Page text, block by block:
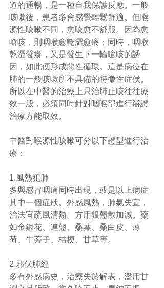
道的通暢，是一種自我保護反應。一般
咳嗽後，患者多會感覺輕鬆舒適。但喉
源性咳嗽不同，愈咳愈不舒服。因為愈
嗆咳，則咽喉愈乾澀愈癢；同時，咽喉
乾澀發癢，又是發生下一輪嗆咳的誘
因，如此便形成惡性循環。這是病位在
肺的一般咳嗽所不具備的特徵性症侯。
所以在中醫的治療上只治肺止咳往往療
效一般，必須同時針對咽喉部進行辯證
治療方能取效。
中醫對喉源性咳嗽可分以下證型進行治
療：
1.風熱犯肺
多與感冒咽痛同時出現，或是以上病症
其中一個症狀。外感風熱，肺氣失宣，
治法宜疏風清熱。方用銀翹散加減。藥
如金銀花、連翹、桑葉、桑白皮、薄
荷、牛蒡子、桔梗、甘草等。
2.邪伏肺經
多有外感病史，治療失於解表，濫用甘